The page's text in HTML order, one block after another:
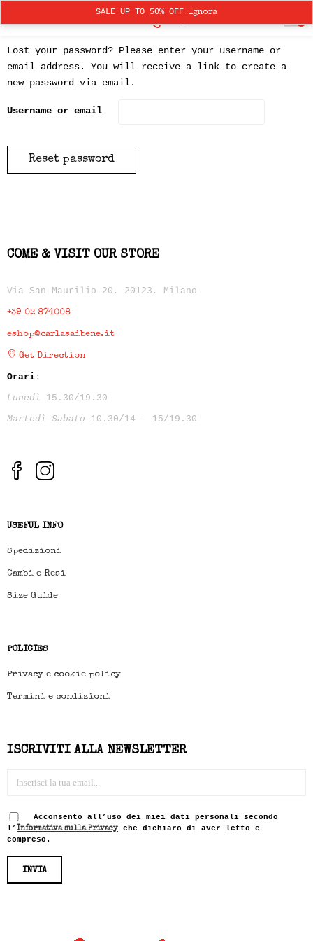
Lost your password? Please enter your username or
email address. You will receive a link to create a
new password via email.
Username or email
COME & VISIT OUR STORE
Via San Maurilio 20, 20123, Milano
+39 02 874008
eshop@carlasaibene.it
Get Direction
Orari :
Lunedì 15.30/19.30
Martedì-Sabato 10.30/14 - 15/19.30
USEFUL INFO
Spedizioni
Cambi e Resi
Size Guide
POLICIES
Privacy e cookie policy
Termini e condizioni
ISCRIVITI ALLA NEWSLETTER
Acconsento all’uso dei miei dati personali secondo
l’Informativa sulla Privacy che dichiaro di aver letto e
compreso.
SALE UP TO 50% OFF Ignora